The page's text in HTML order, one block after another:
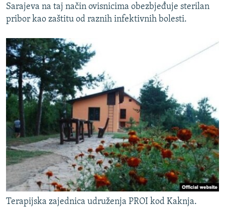
Sarajeva na taj način ovisnicima obezbjeđuje sterilan
pribor kao zaštitu od raznih infektivnih bolesti.
Terapijska zajednica udruženja PROI kod Kaknja.